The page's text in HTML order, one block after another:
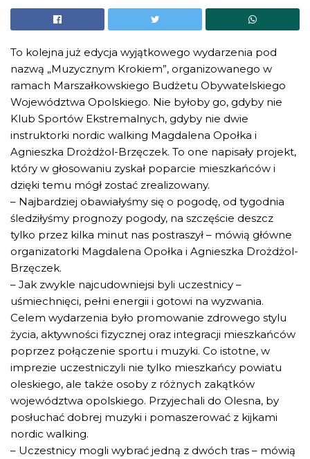
To kolejna już edycja wyjątkowego wydarzenia pod
nazwą „Muzycznym Krokiem”, organizowanego w
ramach Marszałkowskiego Budżetu Obywatelskiego
Województwa Opolskiego. Nie byłoby go, gdyby nie
Klub Sportów Ekstremalnych, gdyby nie dwie
instruktorki nordic walking Magdalena Opołka i
Agnieszka Drożdżol-Brzęczek. To one napisały projekt,
który w głosowaniu zyskał poparcie mieszkańców i
dzięki temu mógł zostać zrealizowany.
– Najbardziej obawiałyśmy się o pogodę, od tygodnia
śledziłyśmy prognozy pogody, na szczęście deszcz
tylko przez kilka minut nas postraszył – mówią główne
organizatorki Magdalena Opołka i Agnieszka Drożdżol-
Brzęczek.
– Jak zwykle najcudowniejsi byli uczestnicy –
uśmiechnięci, pełni energii i gotowi na wyzwania.
Celem wydarzenia było promowanie zdrowego stylu
życia, aktywności fizycznej oraz integracji mieszkańców
poprzez połączenie sportu i muzyki. Co istotne, w
imprezie uczestniczyli nie tylko mieszkańcy powiatu
oleskiego, ale także osoby z różnych zakątków
województwa opolskiego. Przyjechali do Olesna, by
posłuchać dobrej muzyki i pomaszerować z kijkami
nordic walking.
– Uczestnicy mogli wybrać jedną z dwóch tras – mówią